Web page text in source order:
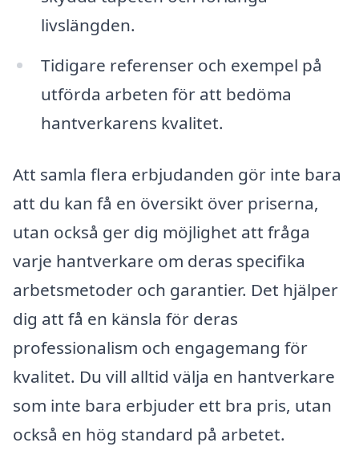
livslängden.
Tidigare referenser och exempel på
utförda arbeten för att bedöma
hantverkarens kvalitet.
Att samla flera erbjudanden gör inte bara
att du kan få en översikt över priserna,
utan också ger dig möjlighet att fråga
varje hantverkare om deras specifika
arbetsmetoder och garantier. Det hjälper
dig att få en känsla för deras
professionalism och engagemang för
kvalitet. Du vill alltid välja en hantverkare
som inte bara erbjuder ett bra pris, utan
också en hög standard på arbetet.